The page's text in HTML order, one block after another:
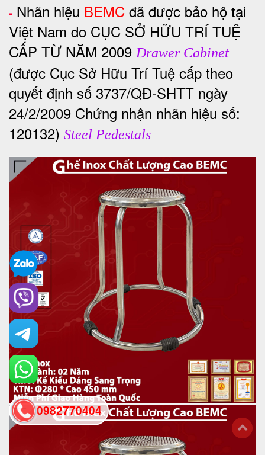
- Nhãn hiệu BEMC đã được bảo hộ tại
Việt Nam do CỤC SỞ HỮU TRÍ TUỆ
CẤP TỪ NĂM 2009Drawer Cabinet
(được Cục Sở Hữu Trí Tuệ cấp theo
quyết định số 3737/QĐ-SHTT ngày
24/2/2009 Chứng nhận nhãn hiệu số:
120132) Steel Pedestals
0982770404